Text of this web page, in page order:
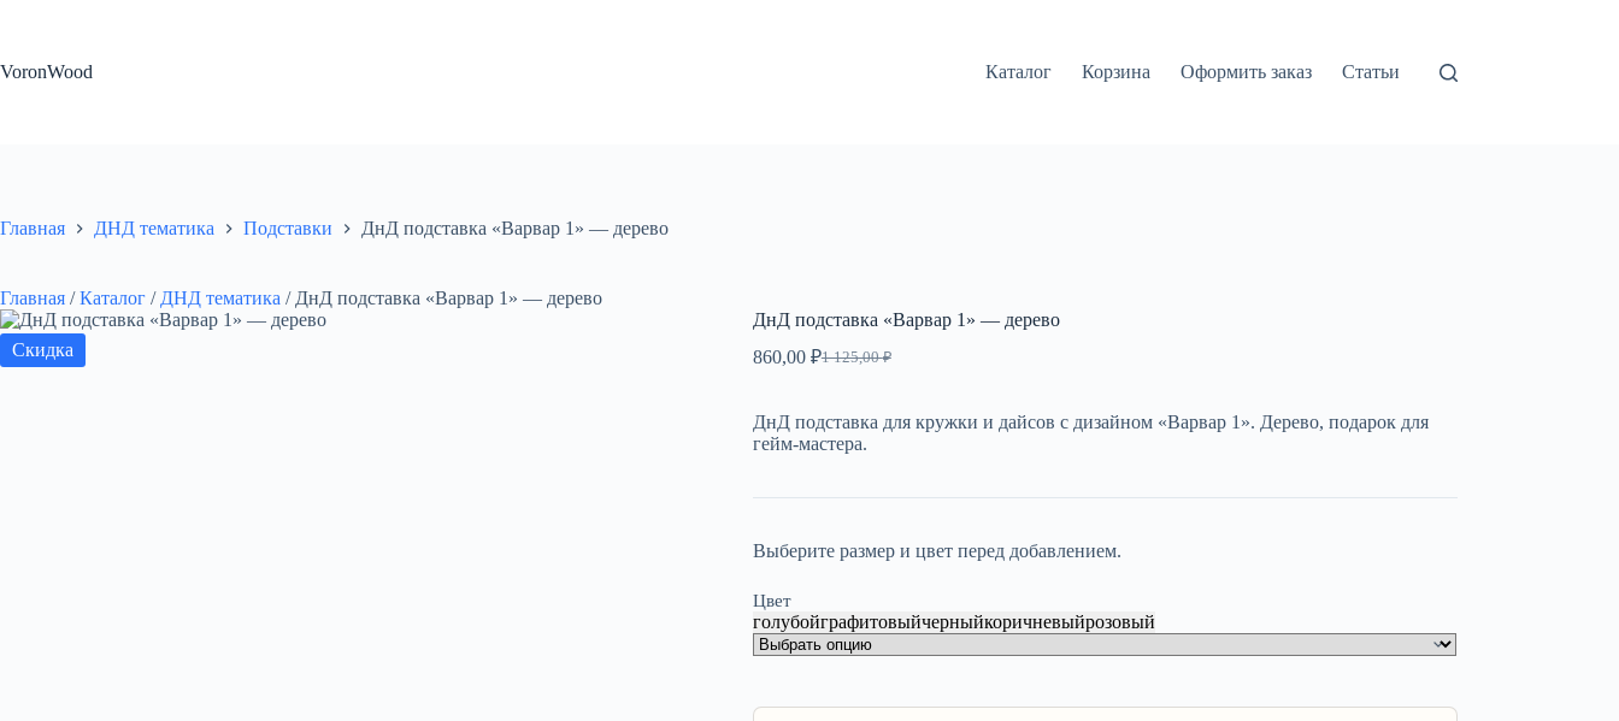
VoronWood
Каталог Корзина Оформить заказ Статьи
Главная ДНД тематика Подставки ДнД подставка «Варвар 1» — дерево
Главная / Каталог / ДНД тематика / ДнД подставка «Варвар 1» — дерево
Скидка
ДнД подставка «Варвар 1» — дерево
1 125,00₽
Первоначальная
1
125,00 ₽.
860,00 ₽Текущая
ДнД подставка для кружки и дайсов с дизайном «Варвар 1». Дерево, подарок для
гейм-мастера.
Выберите размер и цвет перед добавлением.
Цвет
голубойграфитовыйчерныйкоричневыйрозовый